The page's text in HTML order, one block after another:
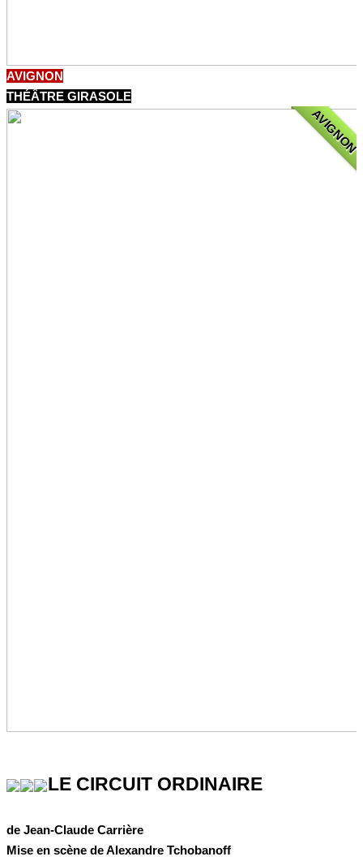
AVIGNON
THÉÂTRE GIRASOLE
AVIGNON
LE CIRCUIT ORDINAIRE
de Jean-Claude Carrière
Mise en scène de Alexandre Tchobanoff